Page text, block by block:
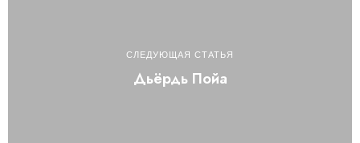
СЛЕДУЮЩАЯ СТАТЬЯ
Дьёрдь Пойа